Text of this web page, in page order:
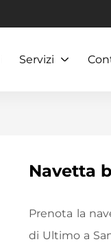
Servizi
Navetta
Prenota la
di Ultimo a